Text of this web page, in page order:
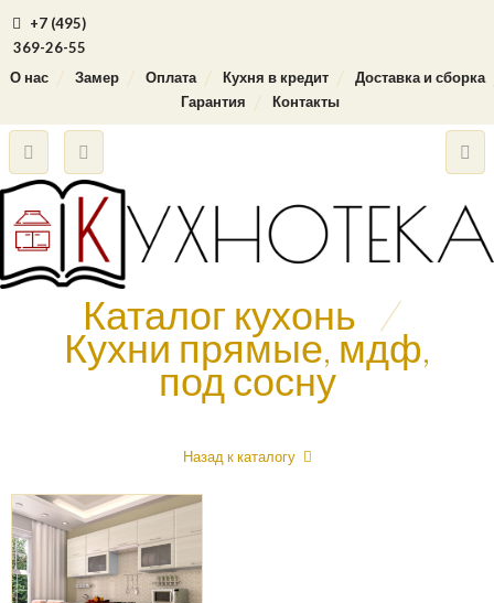
+7 (495)
369-26-55
О нас
Замер Оплата Кухня в кредит
Доставка и сборка
Гарантия
Контакты
Каталог кухонь /
Кухни прямые, мдф,
под сосну
Назад к каталогу